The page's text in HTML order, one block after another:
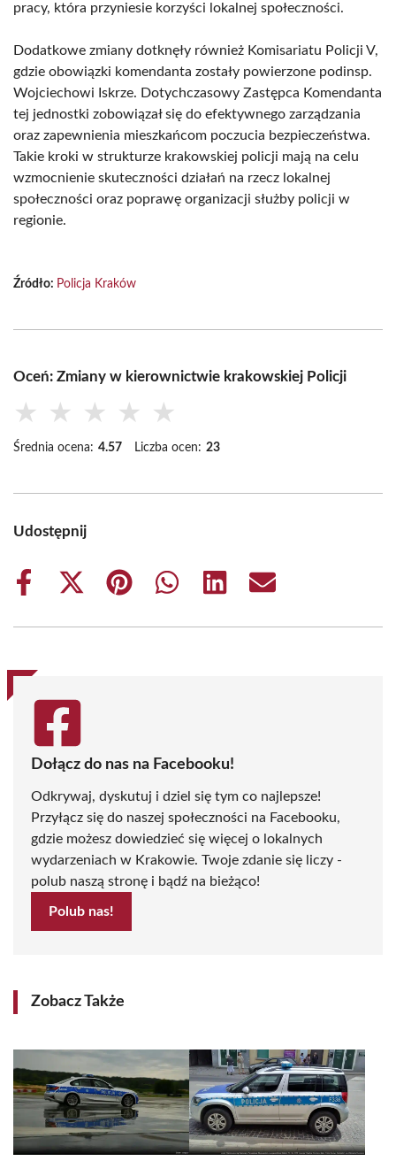
pracy, która przyniesie korzyści lokalnej społeczności.
Dodatkowe zmiany dotknęły również Komisariatu Policji V,
gdzie obowiązki komendanta zostały powierzone podinsp.
Wojciechowi Iskrze. Dotychczasowy Zastępca Komendanta
tej jednostki zobowiązał się do efektywnego zarządzania
oraz zapewnienia mieszkańcom poczucia bezpieczeństwa.
Takie kroki w strukturze krakowskiej policji mają na celu
wzmocnienie skuteczności działań na rzecz lokalnej
społeczności oraz poprawę organizacji służby policji w
regionie.
Źródło: Policja Kraków
Oceń: Zmiany w kierownictwie krakowskiej Policji
★ ★ ★ ★ ★
Średnia ocena: 4.57 Liczba ocen: 23
Udostępnij
Share
Share
(Twitter)
Share
Share
Share
Share
Dołącz do nas na Facebooku!
Odkrywaj, dyskutuj i dziel się tym co najlepsze!
Przyłącz się do naszej społeczności na Facebooku,
gdzie możesz dowiedzieć się więcej o lokalnych
wydarzeniach w Krakowie. Twoje zdanie się liczy -
polub naszą stronę i bądź na bieżąco!
Polub nas!
Zobacz Także